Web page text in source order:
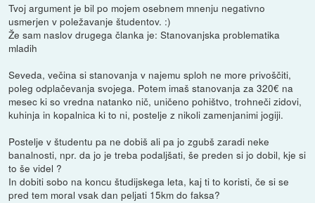
Tvoj argument je bil po mojem osebnem mnenju negativno
usmerjen v poležavanje študentov. :)
Že sam naslov drugega članka je: Stanovanjska problematika
mladih
Seveda, večina si stanovanja v najemu sploh ne more privoščiti,
poleg odplačevanja svojega. Potem imaš stanovanja za 320€ na
mesec ki so vredna natanko nič, uničeno pohištvo, trohneči zidovi,
kuhinja in kopalnica ki to ni, postelje z nikoli zamenjanimi jogiji.
Postelje v študentu pa ne dobiš ali pa jo zgubš zaradi neke
banalnosti, npr. da jo je treba podaljšati, še preden si jo dobil, kje si
to še videl ?
In dobiti sobo na koncu študijskega leta, kaj ti to koristi, če si se
pred tem moral vsak dan peljati 15km do faksa?